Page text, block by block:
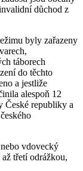
důchod z
byly zařazeny
táborech
do těchto
a jestliže
alespoň 12
České republiky a
vdovecký
třetí odrážkou,